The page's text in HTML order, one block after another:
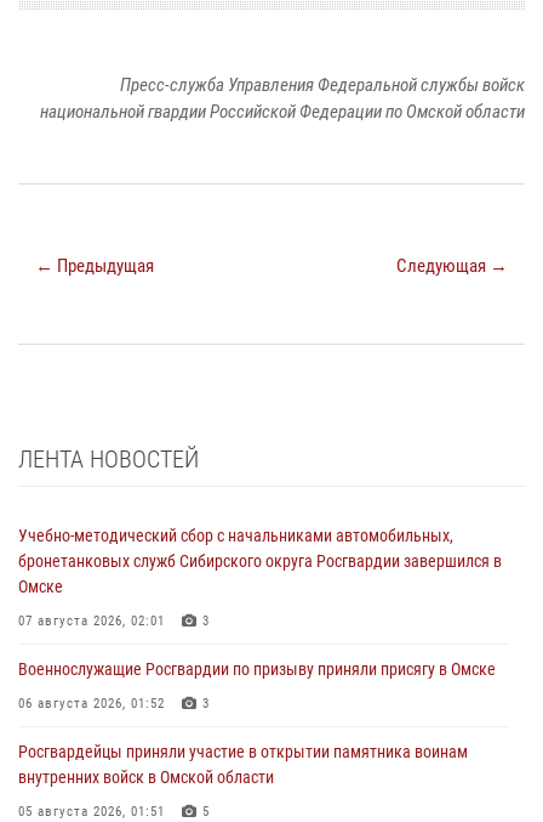
Пресс-служба Управления Федеральной службы войск
национальной гвардии Российской Федерации по Омской области
← Предыдущая Следующая →
ЛЕНТА НОВОСТЕЙ
Учебно-методический сбор с начальниками автомобильных,
бронетанковых служб Сибирского округа Росгвардии завершился в
Омске
07 августа 2026, 02:01 3
Военнослужащие Росгвардии по призыву приняли присягу в Омске
06 августа 2026, 01:52 3
Росгвардейцы приняли участие в открытии памятника воинам
внутренних войск в Омской области
05 августа 2026, 01:51 5